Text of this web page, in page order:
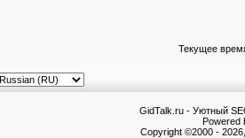
Текущее
GidTalk.ru - Уютный
Powered
Copyright ©2000 -